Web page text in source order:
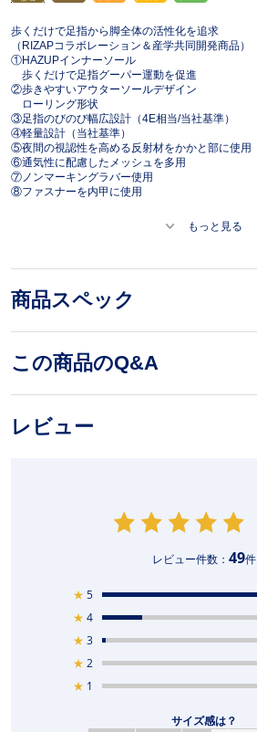
歩くだけで足指から脚全体の活性化を追求
（RIZAPコラボレーション＆産学共同開発商品）
①HAZUPインナーソール
歩くだけで足指グーパー運動を促進
②歩きやすいアウターソールデザイン
ローリング形状
③足指のびのび幅広設計（4E相当/当社基準）
④軽量設計（当社基準）
⑤夜間の視認性を高める反射材をかかと部に使用
⑥通気性に配慮したメッシュを多用
⑦ノンマーキングラバー使用
⑧ファスナーを内甲に使用
もっと見る
商品スペック
この商品のQ&A
レビュー
レビュー件数： 49件
★ 5
★ 4
★ 3
★ 2
★ 1
サイズ感は？